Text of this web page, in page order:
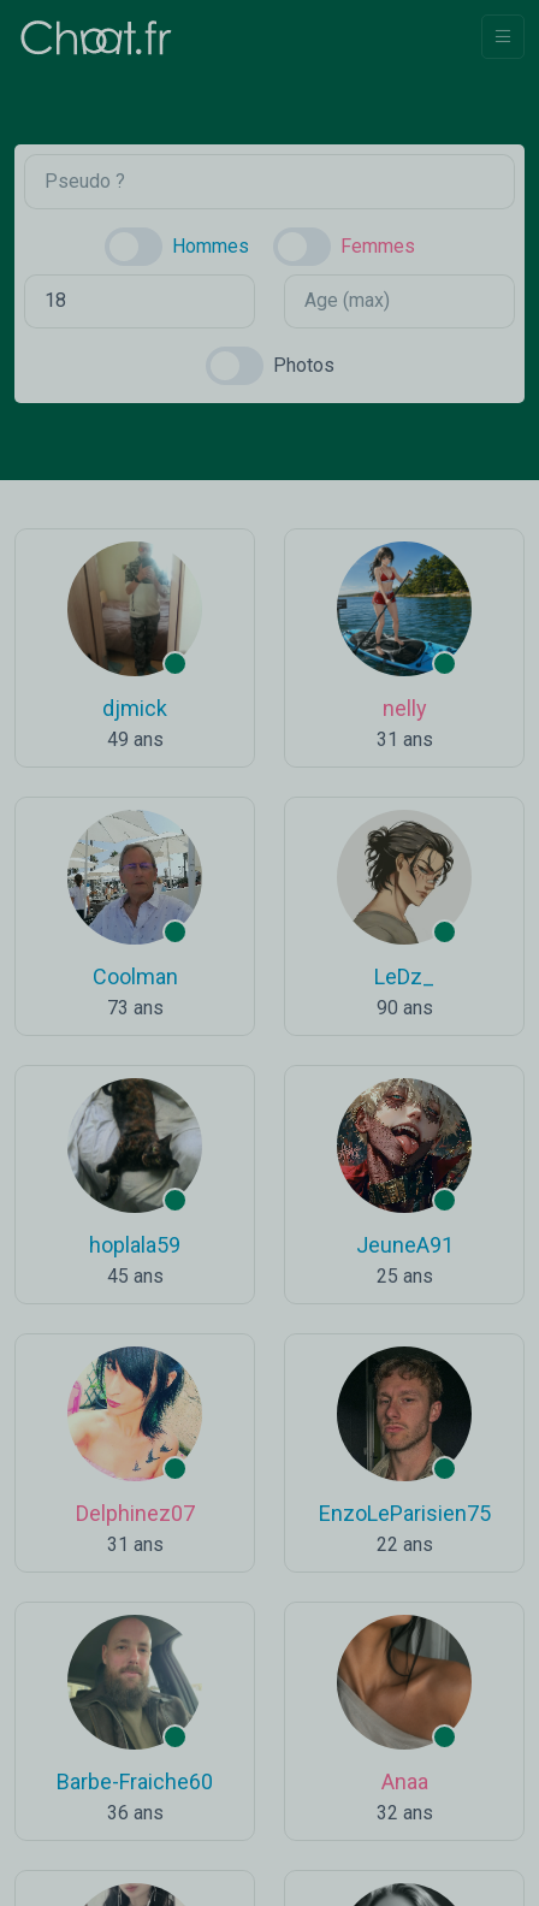
Hommes Femmes
Photos
djmick
49 ans
nelly
31 ans
Coolman
73 ans
LeDz_
90 ans
hoplala59
45 ans
JeuneA91
25 ans
Delphinez07
31 ans
EnzoLeParisien75
22 ans
Barbe-Fraiche60
36 ans
Anaa
32 ans